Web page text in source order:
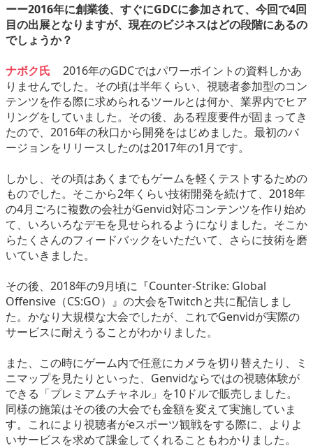
ーー2016年に創業後、すぐにGDCに参加されて、今回で4回
目の出展となりますが、現在のビジネスはどの段階にあるの
でしょうか？
ナボク氏
2016年のGDCではパワーポイントの資料しかあ
りませんでした。その頃は半年くらい、視聴者参加型のコン
テンツを作る際に求められるツールとは何か、業界内でヒア
リングをしていました。その後、ある程度要件が固まってき
たので、2016年の秋口から開発をはじめました。最初のバ
ージョンをリリースしたのは2017年の1月です。
しかし、その頃はあくまでもゲームを軽くテストするための
ものでした。そこから2年くらい技術開発を続けて、2018年
の4月ごろに複数の会社がGenvid対応コンテンツを作り始め
て、いろいろなデモを見せられるようになりました。そこか
らたくさんのフィードバックをいただいて、さらに技術を磨
いていきました。
その後、2018年の9月頃に『Counter-Strike: Global
Offensive（CS:GO）』の大会をTwitchと共に配信しまし
た。かなり大規模な大会でしたが、これでGenvidが実際の
サービスに耐えうることがわかりました。
また、この時にゲーム内で任意にカメラを切り替えたり、ミ
ニマップを見たりといった、Genvidならではの視聴体験が
できる「プレミアムチャネル」を10ドルで販売しました。
同様の施策はその後の大会でも金額を変えて実施していま
す。これにより視聴者がeスポーツ観戦をする際に、よりよ
いサービスを求めて課金してくれることもわかりました。